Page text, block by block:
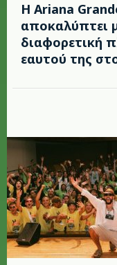
Η Ariana
αποκαλύπτει
διαφορετική
εαυτού της